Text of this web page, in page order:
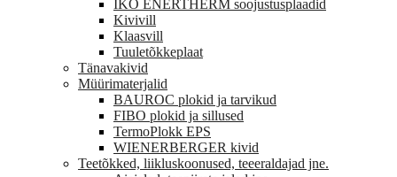
IKO ENERTHERM soojustusplaadid
Kivivill
Klaasvill
Tuuletõkkeplaat
Tänavakivid
Müürimaterjalid
BAUROC plokid ja tarvikud
FIBO plokid ja sillused
TermoPlokk EPS
WIENERBERGER kivid
Teetõkked, liikluskoonused, teeeraldajad jne.